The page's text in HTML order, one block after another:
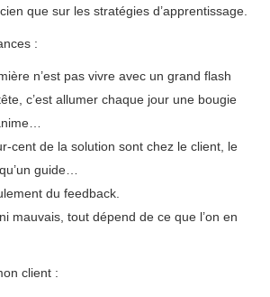
que sur les stratégies d’apprentissage.
:
n’est pas vivre avec un grand flash
c’est allumer chaque jour une bougie
cent de la solution sont chez le client, le
guide…
du feedback.
mauvais, tout dépend de ce que l’on en
client :